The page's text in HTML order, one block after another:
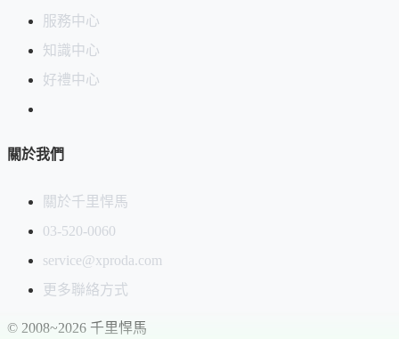
服務中心
知識中心
好禮中心
關於我們
關於千里悍馬
03-520-0060
service@xproda.com
更多聯絡方式
© 2008~2026 千里悍馬